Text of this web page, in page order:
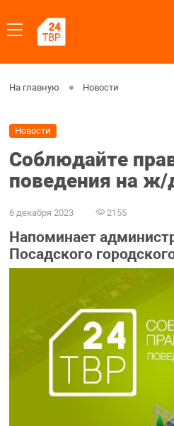
На главную Новости
Новости
Соблюдайте
поведения на ж/
6 декабря 2023 2155
Напоминает
Посадского